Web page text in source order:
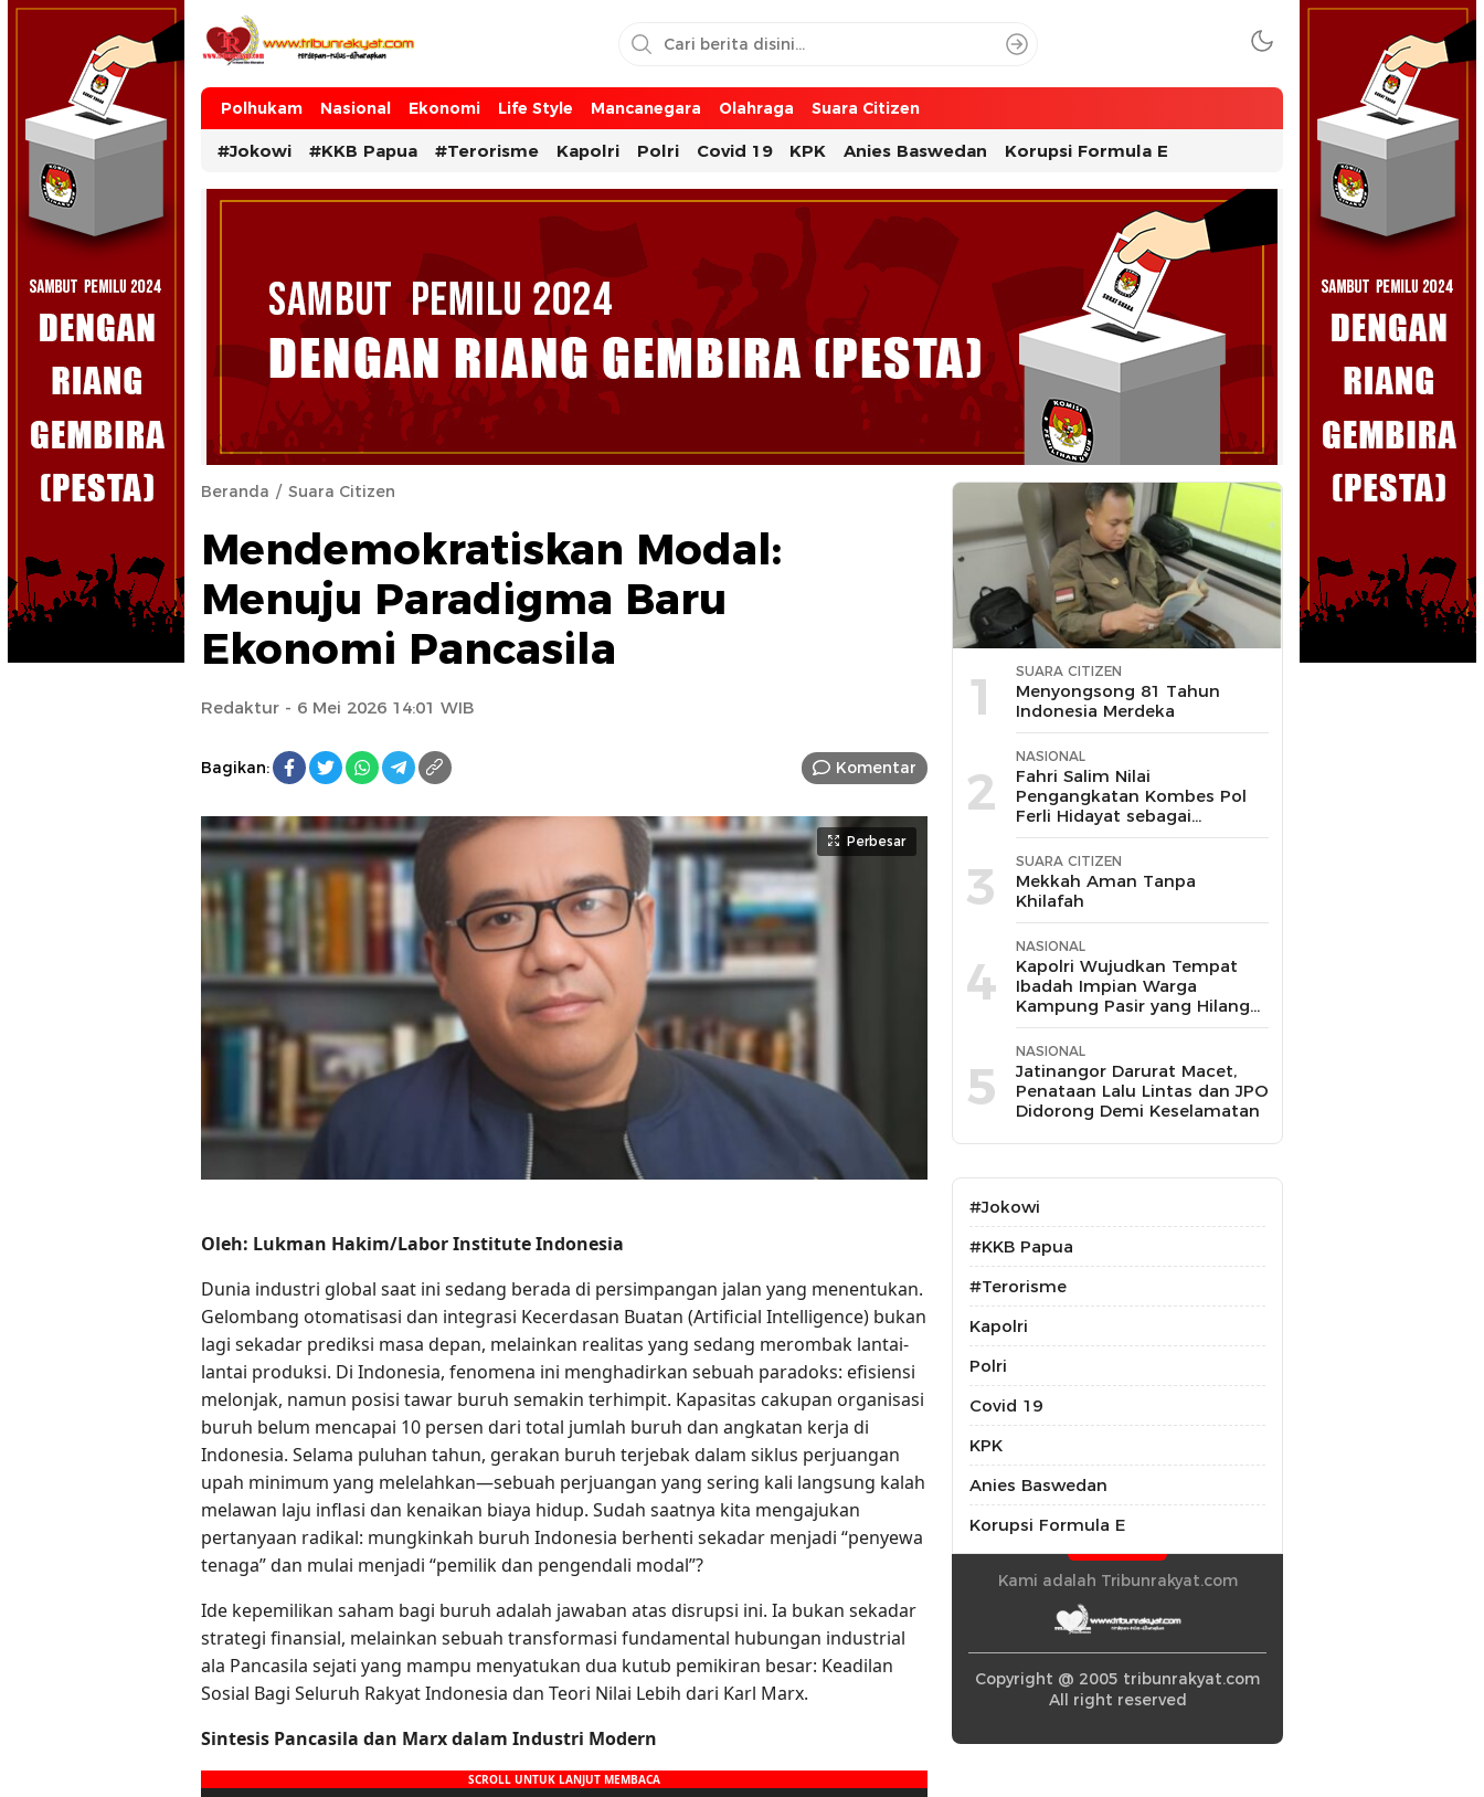
Tribun Rakyat
Tulus – Terdepan – Diharapkan
Polhukam Nasional Ekonomi Life Style Mancanegara Olahraga Suara Citizen
#Jokowi #KKB Papua #Terorisme Kapolri Polri Covid 19 KPK Anies Baswedan Korupsi Formula E
Beranda Suara Citizen
Mendemokratiskan Modal:
Menuju Paradigma Baru
Ekonomi Pancasila
Redaktur - 6 Mei 2026 14:01 WIB
Bagikan: Komentar
Perbesar
Oleh: Lukman Hakim/Labor Institute Indonesia
Dunia industri global saat ini sedang berada di persimpangan jalan yang menentukan.
Gelombang otomatisasi dan integrasi Kecerdasan Buatan (Artificial Intelligence) bukan
lagi sekadar prediksi masa depan, melainkan realitas yang sedang merombak lantai-
lantai produksi. Di Indonesia, fenomena ini menghadirkan sebuah paradoks: efisiensi
melonjak, namun posisi tawar buruh semakin terhimpit. Kapasitas cakupan organisasi
buruh belum mencapai 10 persen dari total jumlah buruh dan angkatan kerja di
Indonesia. Selama puluhan tahun, gerakan buruh terjebak dalam siklus perjuangan
upah minimum yang melelahkan—sebuah perjuangan yang sering kali langsung kalah
melawan laju inflasi dan kenaikan biaya hidup. Sudah saatnya kita mengajukan
pertanyaan radikal: mungkinkah buruh Indonesia berhenti sekadar menjadi “penyewa
tenaga” dan mulai menjadi “pemilik dan pengendali modal”?
Ide kepemilikan saham bagi buruh adalah jawaban atas disrupsi ini. Ia bukan sekadar
strategi finansial, melainkan sebuah transformasi fundamental hubungan industrial
ala Pancasila sejati yang mampu menyatukan dua kutub pemikiran besar: Keadilan
Sosial Bagi Seluruh Rakyat Indonesia dan Teori Nilai Lebih dari Karl Marx.
Sintesis Pancasila dan Marx dalam Industri Modern
1 SUARA CITIZEN
Menyongsong 81 Tahun
Indonesia Merdeka
2
NASIONAL
Fahri Salim Nilai
Pengangkatan Kombes Pol
Ferli Hidayat sebagai
Korspripim Polri Sah dan
Patut Dihormati
3 SUARA CITIZEN
Mekkah Aman Tanpa
Khilafah
4
NASIONAL
Kapolri Wujudkan Tempat
Ibadah Impian Warga
Kampung Pasir yang Hilang
Selama 10 Tahun
5
NASIONAL
Jatinangor Darurat Macet,
Penataan Lalu Lintas dan JPO
Didorong Demi Keselamatan
#Jokowi
#KKB Papua
#Terorisme
Kapolri
Polri
Covid 19
KPK
Anies Baswedan
Korupsi Formula E
Kami adalah Tribunrakyat.com
Copyright @ 2005 tribunrakyat.com
All right reserved